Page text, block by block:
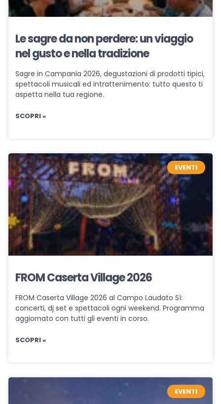
Le sagre da non perdere: un viaggio
nel gusto e nella tradizione
Sagre in Campania 2026, degustazioni di prodotti tipici,
spettacoli musicali ed intrattenimento: tutto questo ti
aspetta nella tua regione.
SCOPRI »
EVENTI
FROM Caserta Village 2026
FROM Caserta Village 2026 al Campo Laudato Sì:
concerti, dj set e spettacoli ogni weekend. Programma
aggiornato con tutti gli eventi in corso.
SCOPRI »
EVENTI